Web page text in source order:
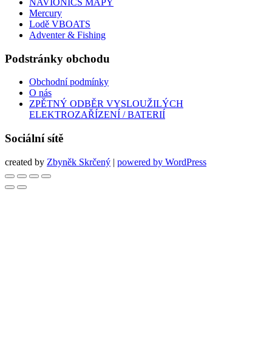
Mercury
Lodě VBOATS
Adventer & Fishing
Podstránky obchodu
Obchodní podmínky
O nás
ZPĚTNÝ ODBĚR VYSLOUŽILÝCH
ELEKTROZAŘÍZENÍ / BATERIÍ
Sociální sítě
created by Zbyněk Skrčený | powered by WordPress